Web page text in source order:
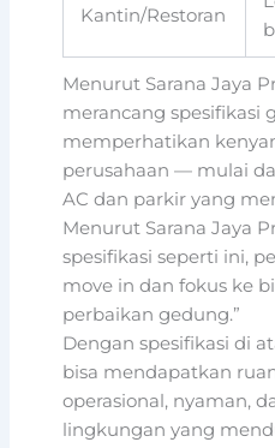
Kantin/Restoran
Menurut Sarana Jaya
merancang spesifikasi
memperhatikan
perusahaan — mulai
AC dan parkir yang
Menurut Sarana Jaya
spesifikasi seperti ini,
move in dan fokus ke
perbaikan gedung.”
Dengan spesifikasi di
bisa mendapatkan
operasional, nyaman,
lingkungan yang